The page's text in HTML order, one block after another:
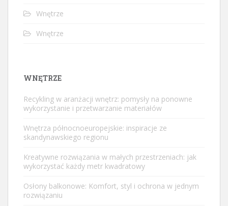
Wnętrze
Wnętrze
WNĘTRZE
Recykling w aranżacji wnętrz: pomysły na ponowne
wykorzystanie i przetwarzanie materiałów
Wnętrza północnoeuropejskie: inspiracje ze
skandynawskiego regionu
Kreatywne rozwiązania w małych przestrzeniach: jak
wykorzystać każdy metr kwadratowy
Osłony balkonowe: Komfort, styl i ochrona w jednym
rozwiązaniu